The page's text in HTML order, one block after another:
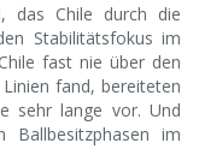
das Chile durch die
Stabilitätsfokus im
fast nie über den
fand, bereiteten
sehr lange vor. Und
im